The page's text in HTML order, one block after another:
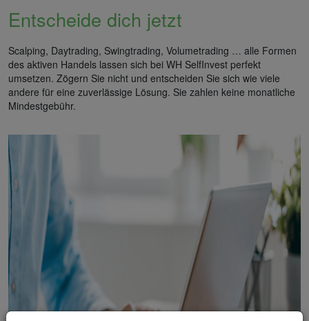
Entscheide dich jetzt
Scalping, Daytrading, Swingtrading, Volumetrading … alle Formen
des aktiven Handels lassen sich bei WH SelfInvest perfekt
umsetzen. Zögern Sie nicht und entscheiden Sie sich wie viele
andere für eine zuverlässige Lösung. Sie zahlen keine monatliche
Mindestgebühr.